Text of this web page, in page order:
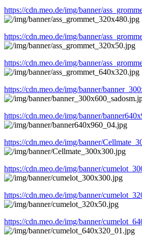
https://cdn.meo.de/img/banner/
https://cdn.meo.de/img/banner/
https://cdn.meo.de/img/banner/
https://cdn.meo.de/img/banner/
https://cdn.meo.de/img/banner/
https://cdn.meo.de/img/banner/
https://cdn.meo.de/img/banner/
https://cdn.meo.de/img/banner/
https://cdn.meo.de/img/banner/